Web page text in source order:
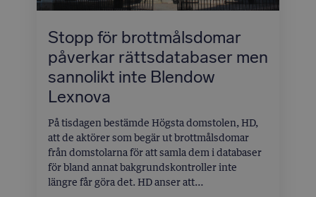
Stopp för brottmålsdomar
påverkar rättsdatabaser men
sannolikt inte Blendow
Lexnova
På tisdagen bestämde Högsta domstolen, HD,
att de aktörer som begär ut brottmålsdomar
från domstolarna för att samla dem i databaser
för bland annat bakgrundskontroller inte
längre får göra det. HD anser att